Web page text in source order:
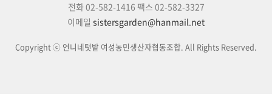
전화 02-582-1416 팩스 02-582-3327
이메일 sistersgarden@hanmail.net
Copyright ⓒ 언니네텃밭 여성농민생산자협동조합. All Rights Reserved.